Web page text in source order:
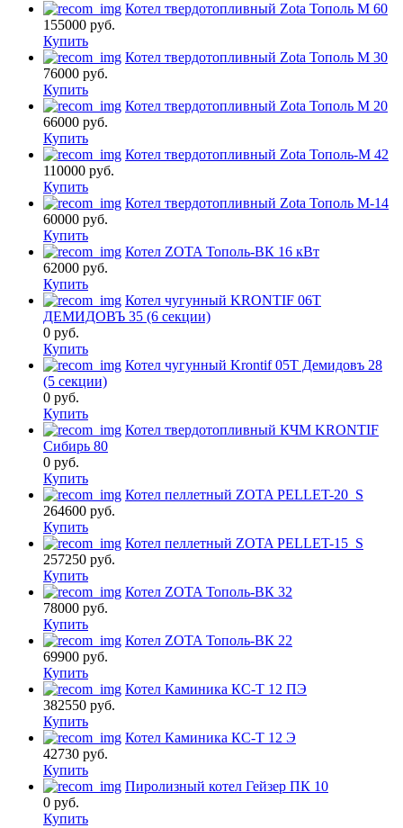
Котел твердотопливный Zota Тополь М 60
155000 руб.
Купить
Котел твердотопливный Zota Тополь М 30
76000 руб.
Купить
Котел твердотопливный Zota Тополь М 20
66000 руб.
Купить
Котел твердотопливный Zota Тополь-М 42
110000 руб.
Купить
Котел твердотопливный Zota Тополь М-14
60000 руб.
Купить
Котел ZOTA Тополь-ВК 16 кВт
62000 руб.
Купить
Котел чугунный KRONTIF 06T
ДЕМИДОВЪ 35 (6 cекции)
0 руб.
Купить
Котел чугунный Krontif 05T Демидовъ 28
(5 cекции)
0 руб.
Купить
Котел твердотопливный КЧМ KRONTIF
Сибирь 80
0 руб.
Купить
Котел пеллетный ZOTA PELLET-20_S
264600 руб.
Купить
Котел пеллетный ZOTA PELLET-15_S
257250 руб.
Купить
Котел ZOTA Тополь-ВК 32
78000 руб.
Купить
Котел ZOTA Тополь-ВК 22
69900 руб.
Купить
Котел Каминика КС-Т 12 ПЭ
382550 руб.
Купить
Котел Каминика КС-Т 12 Э
42730 руб.
Купить
Пиролизный котел Гейзер ПК 10
0 руб.
Купить